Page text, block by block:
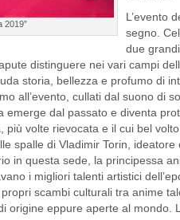
2019”
L’evento
segno.
due
distinguere nei vari campi
storia, bellezza e profumo di
all’evento, cullati dal suono di
dal passato e diventa
più volte rievocata e il cui bel
spalle di Vladimir Torin,
in questa sede, la principessa
i migliori talenti artistici
scambi culturali tra anime
origine eppure aperte al mondo.